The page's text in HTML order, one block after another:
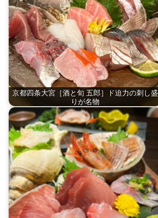
京都四条大宮［酒と旬 五郎］ド迫力の刺し盛
りが名物